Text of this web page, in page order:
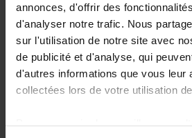
annonces, d'offrir des
d'analyser notre trafic. Nous
sur l'utilisation de notre site avec
de publicité et d'analyse, qui
d'autres informations que vous leur
collectées lors de votre utilisation
Sous-catégorie de produit :
Produit :